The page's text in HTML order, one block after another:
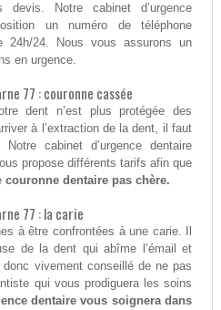
Notre cabinet d’urgence
un numéro de téléphone
24h/24. Nous vous assurons un
en urgence.
77 : couronne cassée
dent n’est plus protégée des
à l’extraction de la dent, il faut
cabinet d’urgence dentaire
propose différents tarifs afin que
couronne dentaire pas chère.
77 : la carie
à être confrontées à une carie. Il
de la dent qui abîme l’émail et
vivement conseillé de ne pas
qui vous prodiguera les soins
dentaire vous soignera dans